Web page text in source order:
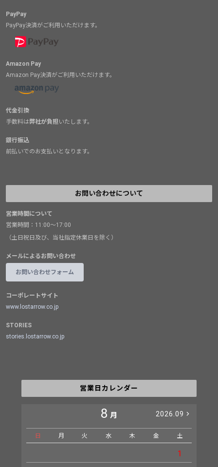
PayPay
PayPay決済がご利用いただけます。
Amazon Pay
Amazon Pay決済がご利用いただけます。
代金引換
手数料は弊社が負担いたします。
銀行振込
前払いでのお支払いとなります。
お問い合わせについて
営業時間について
営業時間：11:00～17:00
（土日祝日及び、当社指定休業日を除く）
メールによるお問い合わせ
お問い合わせフォーム
コーポレートサイト
www.lostarrow.co.jp
STORIES
stories.lostarrow.co.jp
営業日カレンダー
8 月 2026.09
日 月 火 水 木 金 土
1